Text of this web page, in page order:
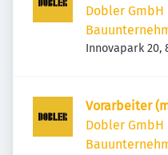
Dobler GmbH
Innovapark 20,
Vorarbeiter
Dobler GmbH